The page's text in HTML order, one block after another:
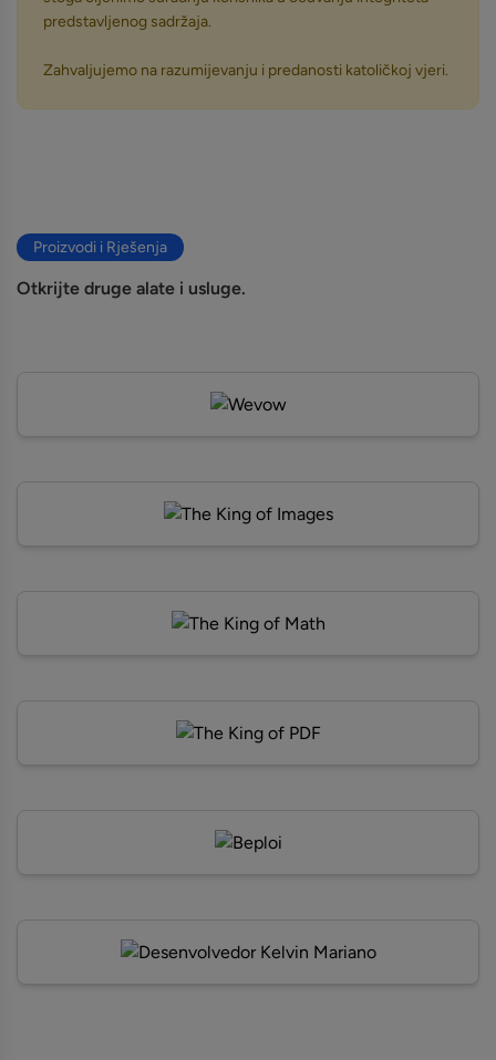
predstavljenog sadržaja.
Zahvaljujemo na razumijevanju i predanosti katoličkoj vjeri.
Proizvodi i Rješenja
Otkrijte druge alate i usluge.